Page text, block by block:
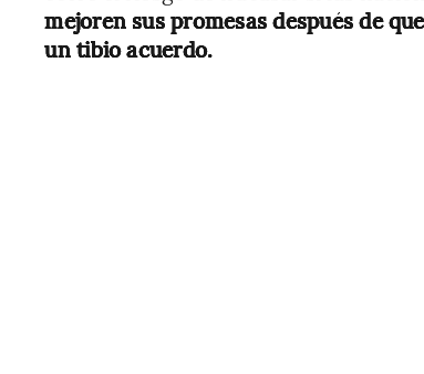
mejoren sus promesas después de
un tibio acuerdo.